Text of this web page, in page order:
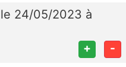
le 24/05/2023 à
+ -